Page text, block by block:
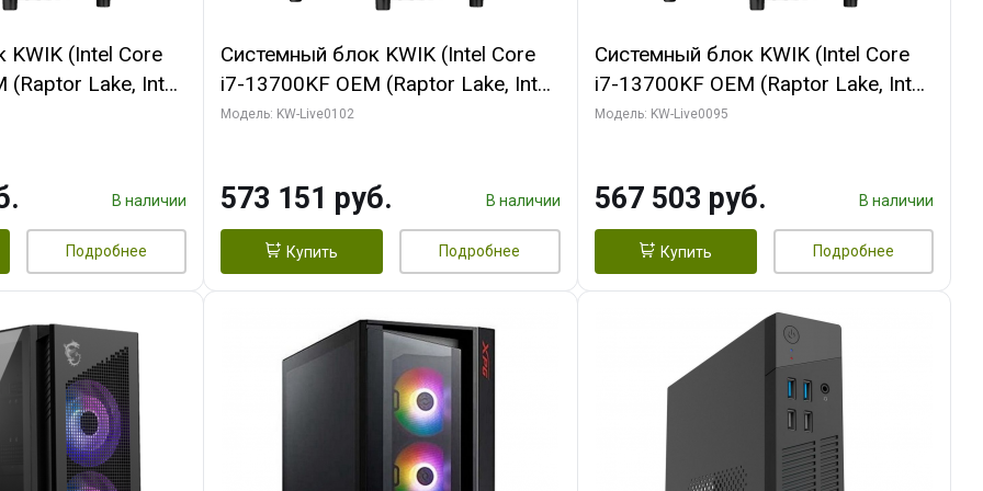
KWIK (Intel Core
(Raptor Lake, Intel
64 ГБ ОЗУ (2
В наличии
Подробнее
Системный блок KWIK (Intel Core
i7-13700KF OEM (Raptor Lake, Intel
7, C16 8EC/8PC/ 32 ГБ ОЗУ (2
Turbo/ 960 ГБ SSD)
Модель: KW-Live0102
573 151 руб. В наличии
Купить Подробнее
Системный блок KWIK (Intel Core
i7-13700KF OEM (Raptor Lake, Intel
7, C16 8EC/8PC/ 32 ГБ ОЗУ (2
Turbo/ 512 ГБ SSD)
Модель: KW-Live0095
567 503 руб. В наличии
Купить Подробнее